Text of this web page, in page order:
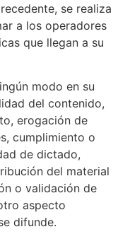
se realiza
a los operadores
que llegan a su
modo en su
del contenido,
erogación de
cumplimiento o
de dictado,
del material
o validación de
aspecto
difunde.